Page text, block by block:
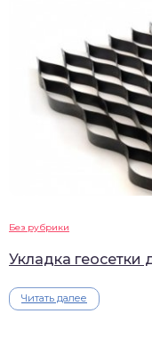
Без рубрики
Укладка геосетки
Читать далее